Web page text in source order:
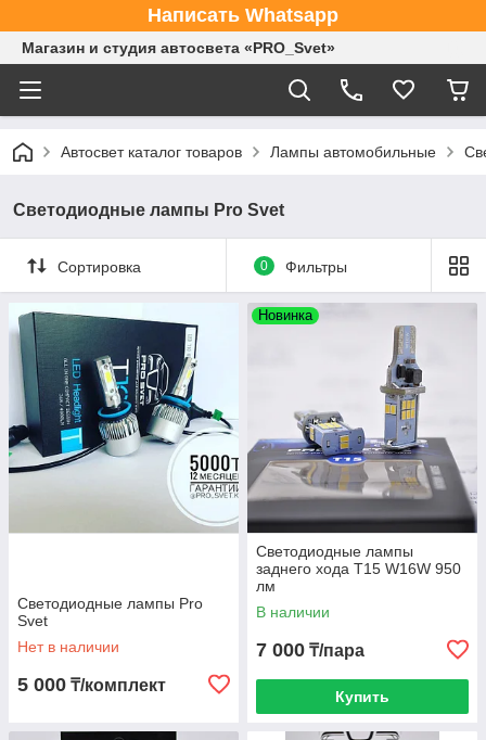
Написать Whatsapp
Магазин и студия автосвета «PRO_Svet»
Автосвет каталог товаров Лампы автомобильные
Светодиодные лампы Pro Svet
Сортировка 0 Фильтры
Светодиодные лампы Pro
Svet
Нет в наличии
5 000 ₸/комплект
Новинка
Светодиодные лампы
заднего хода T15 W16W 950
лм
В наличии
7 000 ₸/пара
Купить